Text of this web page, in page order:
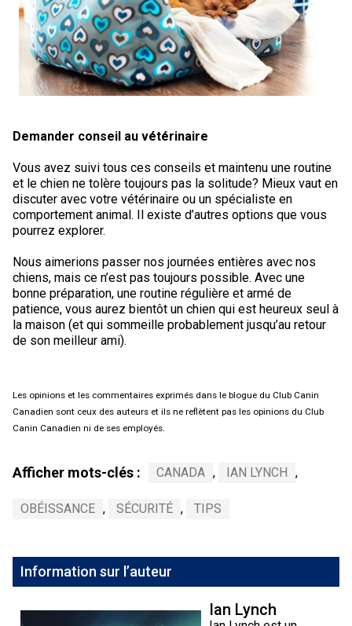
Demander conseil au vétérinaire
Vous avez suivi tous ces conseils et maintenu une routine
et le chien ne tolère toujours pas la solitude? Mieux vaut en
discuter avec votre vétérinaire ou un spécialiste en
comportement animal. Il existe d’autres options que vous
pourrez explorer.
Nous aimerions passer nos journées entières avec nos
chiens, mais ce n’est pas toujours possible. Avec une
bonne préparation, une routine régulière et armé de
patience, vous aurez bientôt un chien qui est heureux seul à
la maison (et qui sommeille probablement jusqu’au retour
de son meilleur ami).
Les opinions et les commentaires exprimés dans le blogue du Club Canin
Canadien sont ceux des auteurs et ils ne reflètent pas les opinions du Club
Canin Canadien ni de ses employés.
Afficher mots-clés : CANADA , IAN LYNCH ,
OBÉISSANCE , SÉCURITÉ , TIPS
Information sur l’auteur
Ian Lynch